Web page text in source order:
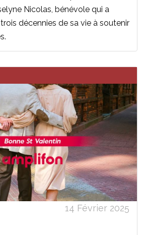
Nicolas, bénévole qui a
décennies de sa vie à soutenir
14 Février 2025